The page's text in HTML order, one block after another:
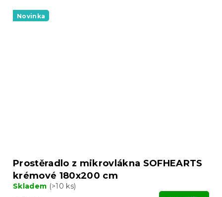
Novinka
Prostěradlo z mikrovlákna SOFHEARTS
krémové 180x200 cm
Skladem (>10 ks)